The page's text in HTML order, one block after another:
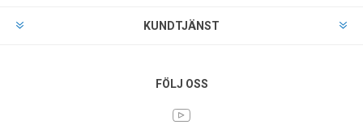
KUNDTJÄNST
FÖLJ OSS